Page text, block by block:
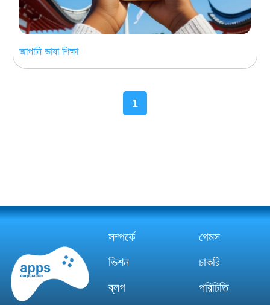
জাপানি ভাষা শিক্ষা
1
সম্পর্কে
গেমস
ভিশন
চাকরি
ব্লগ
পরিচিতি